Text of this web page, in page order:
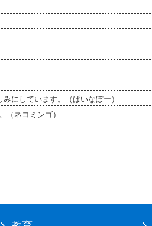
にしています。（ぱいなぽー）
（ネコミンゴ）